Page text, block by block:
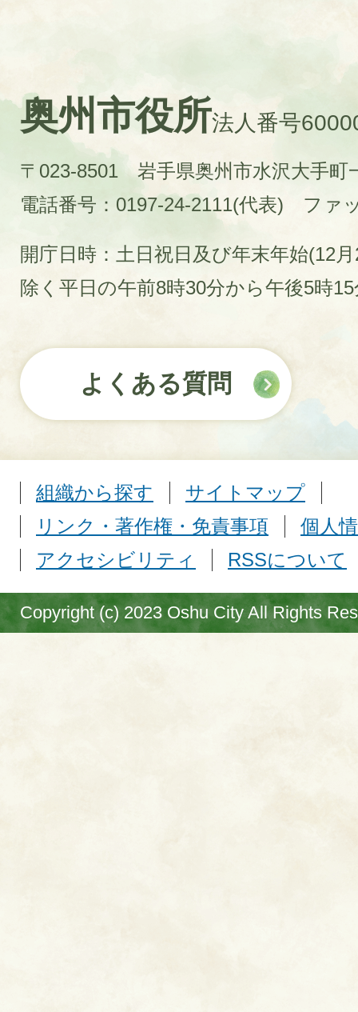
奥州市役所法人番号
〒023-8501 岩手県奥州市水沢大手町
電話番号：0197-24-2111(代表)
ファ
開庁日時：土日祝日及び年末年始(12
除く平日の午前8時30分から午後5時
よくある質問
組織から探す
サイトマップ
リンク・著作権・免責事項
個人
アクセシビリティ
RSSについて
Copyright (c) 2023 Oshu City All Rights